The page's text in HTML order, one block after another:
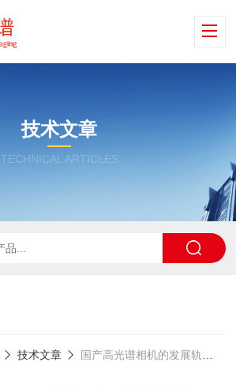
技术文章
TECHNICAL ARTICLES
技术文章 国产高光谱相机的发展轨迹：打破技术壁垒